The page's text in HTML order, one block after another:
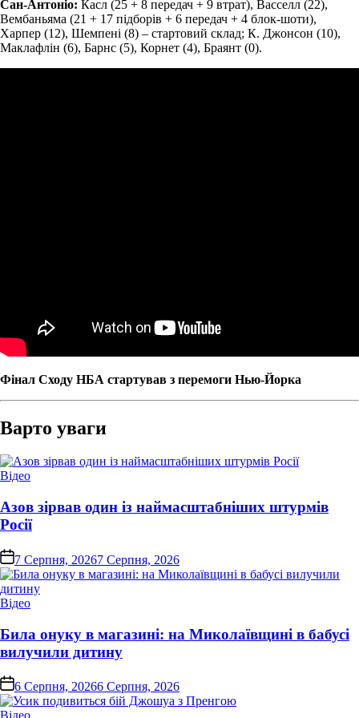
Сан-Антоніо: Касл (25 + 8 передач + 9 втрат), Васселл (22),
Вембаньяма (21 + 17 підборів + 6 передач + 4 блок-шоти),
Харпер (12), Шемпені (8) – стартовий склад; К. Джонсон (10),
Маклафлін (6), Барнс (5), Корнет (4), Браянт (0).
Фінал Сходу НБА стартував з перемоги Нью-Йорка
Варто уваги
Опублікувати
Відео
Азов зірвав один із наймасштабніших штурмів
Росії
on 7 Серпня, 20267 Серпня, 2026
Опублікувати
Відео
Била онуку в магазині: на Миколаївщині в бабусі
вилучили дитину
on6 Серпня, 20266 Серпня, 2026
Опублікувати